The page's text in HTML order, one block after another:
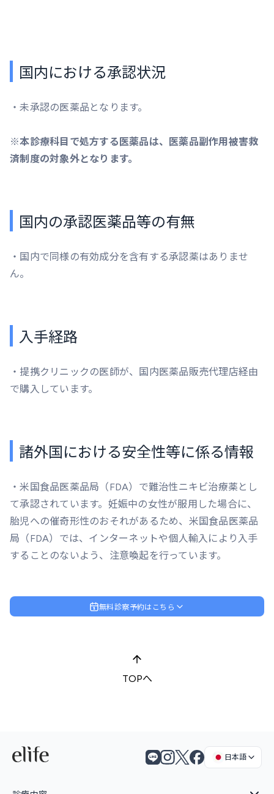
国内における承認状況
・未承認の医薬品となります。
※本診療科目で処方する医薬品は、医薬品副作用被害救
済制度の対象外となります。
国内の承認医薬品等の有無
・国内で同様の有効成分を含有する承認薬はありませ
ん。
入手経路
・提携クリニックの医師が、国内医薬品販売代理店経由
で購入しています。
諸外国における安全性等に係る情報
・米国食品医薬品局（FDA）で難治性ニキビ治療薬とし
て承認されています。妊娠中の女性が服用した場合に、
胎児への催奇形性のおそれがあるため、米国食品医薬品
局（FDA）では、インターネットや個人輸入により入手
することのないよう、注意喚起を行っています。
無料診察予約はこちら
TOPへ
日本語